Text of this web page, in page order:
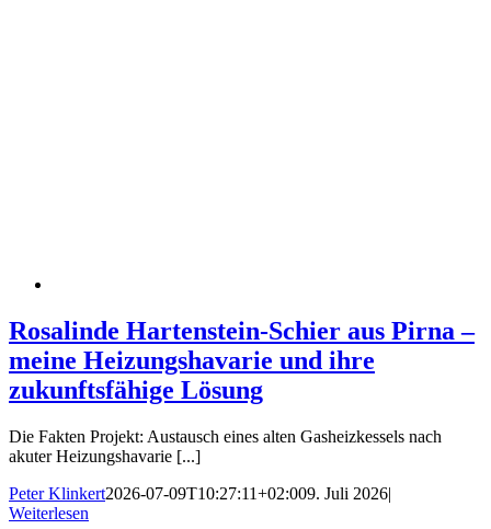
Rosalinde Hartenstein-Schier aus Pirna –
meine Heizungshavarie und ihre
zukunftsfähige Lösung
Die Fakten Projekt: Austausch eines alten Gasheizkessels nach
akuter Heizungshavarie [...]
Peter Klinkert2026-07-09T10:27:11+02:009. Juli 2026|
Weiterlesen